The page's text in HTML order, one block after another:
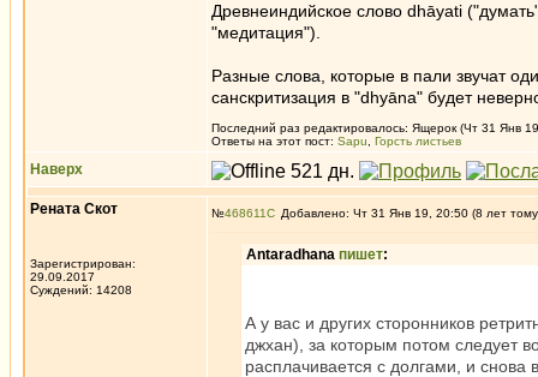
Древнеиндийское слово dhāyati
"медитация").
Разные слова, которые в пали звучат
санскритизация в "dhyāna" будет
Последний раз редактировалось: Ящерок (Чт 31 Янв
Ответы на этот пост: Sapu Горсть листьев
Наверх
Рената Скот
Зарегистрирован:
29.09.2017
Суждений: 14208
№468611 Добавлено: Чт 31 Янв 19, 20:50 (8 лет
Antaradhana пишет:
А у вас и других сторонников
джхан), за которым потом следует
расплачивается с долгами, и снова